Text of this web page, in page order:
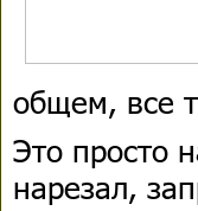
общем, все
Это просто
нарезал,